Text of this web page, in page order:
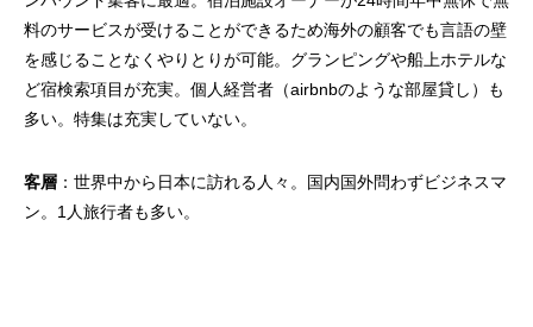
料のサービスが受けることができるため海外の顧客でも言語の壁
を感じることなくやりとりが可能。グランピングや船上ホテルな
ど宿検索項目が充実。個人経営者（airbnbのような部屋貸し）も
多い。特集は充実していない。
客層 ：世界中から日本に訪れる人々。国内国外問わずビジネスマ
ン。1人旅行者も多い。